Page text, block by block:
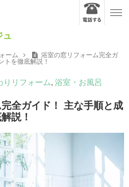
ュ
ーム
浴室の窓リフォーム完全ガ
トを徹底解説！
りリフォーム,浴室・お風呂
全ガイド！ 主な手順と成
説！